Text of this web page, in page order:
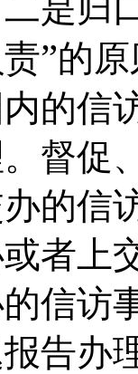
是归
”的
的信
督促
的信
者上
信访
告办